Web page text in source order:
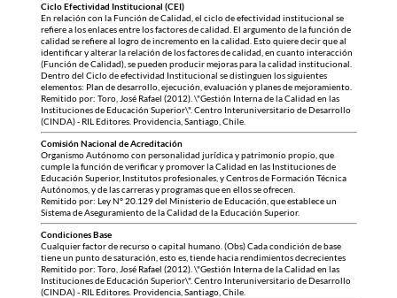
Ciclo Efectividad Institucional (CEI)
En relación con la Función de Calidad, el ciclo de efectividad institucional se
refiere a los enlaces entre los factores de calidad. El argumento de la función de
calidad se refiere al logro de incremento en la calidad. Esto quiere decir que al
identificar y alterar la relación de los factores de calidad, en cuanto interacción
(Función de Calidad), se pueden producir mejoras para la calidad institucional.
Dentro del Ciclo de efectividad Institucional se distinguen los siguientes
elementos: Plan de desarrollo, ejecución, evaluación y planes de mejoramiento.
Remitido por: Toro, José Rafael (2012). \"Gestión Interna de la Calidad en las
Instituciones de Educación Superior\". Centro Interuniversitario de Desarrollo
(CINDA) - RIL Editores. Providencia, Santiago, Chile.
Comisión Nacional de Acreditación
Organismo Autónomo con personalidad jurídica y patrimonio propio, que
cumple la función de verificar y promover la Calidad en las Instituciones de
Educación Superior, Institutos profesionales, y Centros de Formación Técnica
Autónomos, y de las carreras y programas que en ellos se ofrecen.
Remitido por: Ley N° 20.129 del Ministerio de Educación, que establece un
Sistema de Aseguramiento de la Calidad de la Educación Superior.
Condiciones Base
Cualquier factor de recurso o capital humano. (Obs) Cada condición de base
tiene un punto de saturación, esto es, tiende hacia rendimientos decrecientes
Remitido por: Toro, José Rafael (2012). \"Gestión Interna de la Calidad en las
Instituciones de Educación Superior\". Centro Interuniversitario de Desarrollo
(CINDA) - RIL Editores. Providencia, Santiago, Chile.